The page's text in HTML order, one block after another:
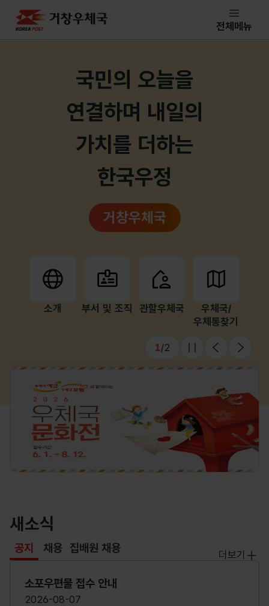
거창우체국
전체메뉴
국민의 오늘을
연결하며 내일의
가치를 더하는
한국우정
거창우체국
소개 부서 및 조직 관할우체국
우체국/
우체통찾기
1/2
슬라이드 멈춤
이전 다음
새소식
공지
선택됨
채용 집배원 채용
소포우편물 접수 안내
2026-08-07
공지
더보기